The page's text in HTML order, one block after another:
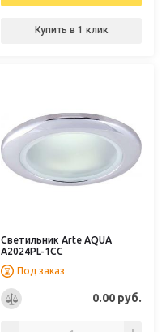
Купить в 1 клик
Светильник Arte AQUA
A2024PL-1CC
Под заказ
0.00 руб.